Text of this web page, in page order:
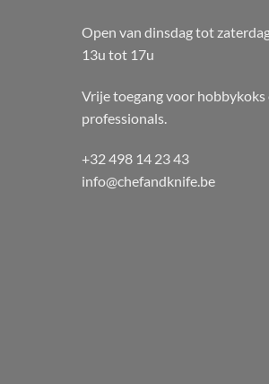
Open van dinsdag tot
13u tot 17u
Vrije toegang voor hobbykoks
professionals.
+32 498 14 23 43
info@chefandknife.be